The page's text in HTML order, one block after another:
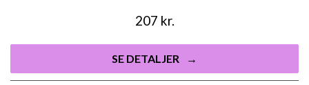
207 kr.
SE DETALJER